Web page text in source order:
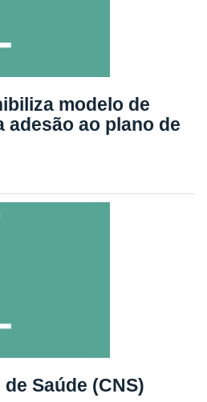
modelo de
adesão ao plano de
Saúde (CNS)